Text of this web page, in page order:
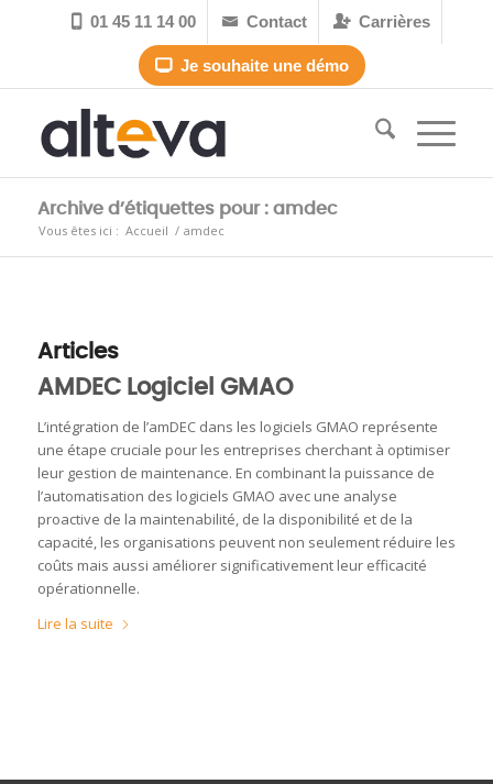
 01 45 11 14 00  Contact Carrières
Je souhaite une démo
Archive d’étiquettes pour : amdec
Vous êtes ici : Accueil / amdec
Articles
AMDEC Logiciel GMAO
L’intégration de l’amDEC dans les logiciels GMAO représente
une étape cruciale pour les entreprises cherchant à optimiser
leur gestion de maintenance. En combinant la puissance de
l’automatisation des logiciels GMAO avec une analyse
proactive de la maintenabilité, de la disponibilité et de la
capacité, les organisations peuvent non seulement réduire les
coûts mais aussi améliorer significativement leur efficacité
opérationnelle.
Lire la suite